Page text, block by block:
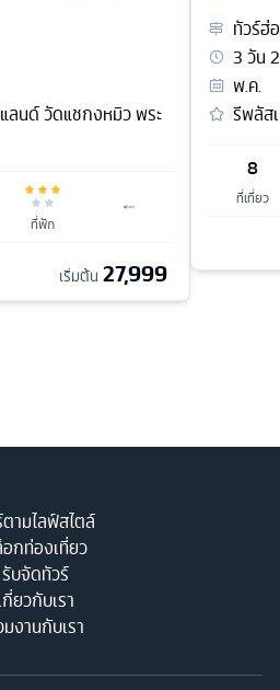
นด์ วัดแชกงหมิว พระ
ที่พัก
เริ่มต้น 27,999
ทัวร์ฮ่
3วัน2
พ.ค.
รีพลัส
8
ที่เที่ยว
ามไลฟ์สไตล์
กท่องเที่ยว
รับจัดทัวร์
กี่ยวกับเรา
งานกับเรา